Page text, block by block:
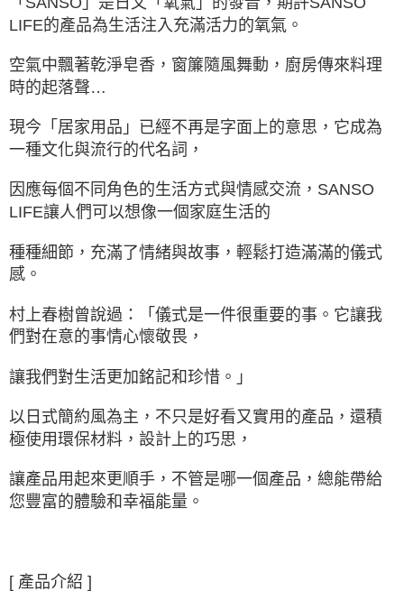
LIFE的產品為生活注入充滿活力的氧氣。
空氣中飄著乾淨皂香，窗簾隨風舞動，廚房傳來料理
時的起落聲…
現今「居家用品」已經不再是字面上的意思，它成為
一種文化與流行的代名詞，
因應每個不同角色的生活方式與情感交流，SANSO
LIFE讓人們可以想像一個家庭生活的
種種細節，充滿了情緒與故事，輕鬆打造滿滿的儀式
感。
村上春樹曾說過：「儀式是一件很重要的事。它讓我
們對在意的事情心懷敬畏，
讓我們對生活更加銘記和珍惜。」
以日式簡約風為主，不只是好看又實用的產品，還積
極使用環保材料，設計上的巧思，
讓產品用起來更順手，不管是哪一個產品，總能帶給
您豐富的體驗和幸福能量。
[ 產品介紹 ]